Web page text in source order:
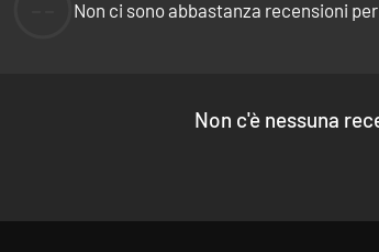
Non ci sono abbastanza recensioni
Non c'è nessuna